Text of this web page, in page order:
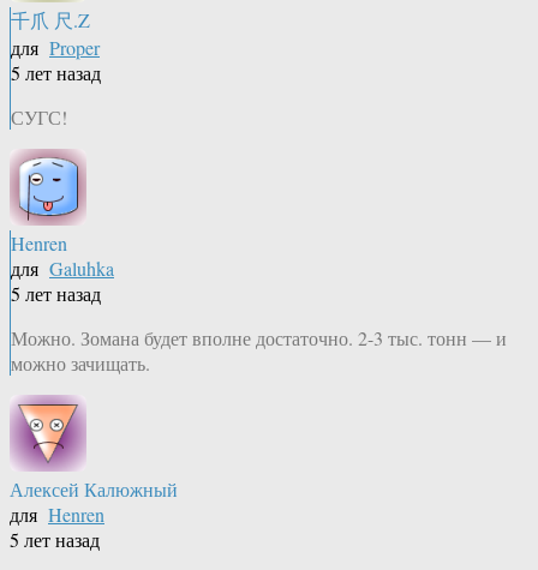
千爪 尺.Z
для Proper
5 лет назад
СУГС!
Henren
для Galuhka
5 лет назад
Можно. Зомана будет вполне достаточно. 2-3 тыс. тонн — и
можно зачищать.
Алексей Калюжный
для Henren
5 лет назад